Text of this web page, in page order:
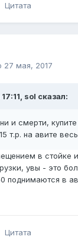
Цитата
27 мая, 2017
sol сказал:
и смерти,
т.р. на авите
в стойке
увы - это
поднимаются в
Цитата